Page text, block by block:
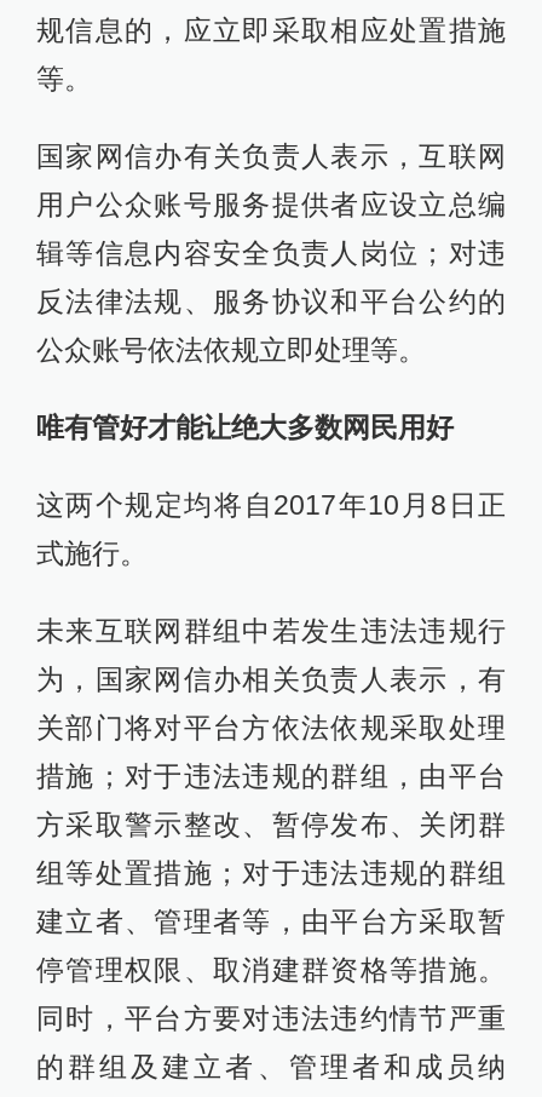
规信息的，应立即采取相应处置措施
等。
国家网信办有关负责人表示，互联网
用户公众账号服务提供者应设立总编
辑等信息内容安全负责人岗位；对违
反法律法规、服务协议和平台公约的
公众账号依法依规立即处理等。
唯有管好才能让绝大多数网民用好
这两个规定均将自2017年10月8日正
式施行。
未来互联网群组中若发生违法违规行
为，国家网信办相关负责人表示，有
关部门将对平台方依法依规采取处理
措施；对于违法违规的群组，由平台
方采取警示整改、暂停发布、关闭群
组等处置措施；对于违法违规的群组
建立者、管理者等，由平台方采取暂
停管理权限、取消建群资格等措施。
同时，平台方要对违法违约情节严重
的群组及建立者、管理者和成员纳